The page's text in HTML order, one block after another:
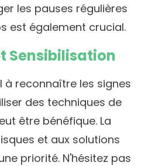
les pauses régulières
est également crucial.
Sensibilisation
à reconnaître les signes
des techniques de
être bénéfique. La
et aux solutions
priorité. N'hésitez pas